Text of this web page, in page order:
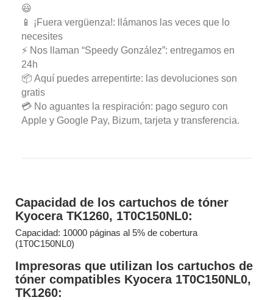
😃
📱 ¡Fuera vergüenza!: llámanos las veces que lo
necesites
⚡ Nos llaman “Speedy González”: entregamos en
24h
📦 Aquí puedes arrepentirte: las devoluciones son
gratis
💳 No aguantes la respiración: pago seguro con
Apple y Google Pay, Bizum, tarjeta y transferencia.
Capacidad de los cartuchos de tóner
Kyocera TK1260, 1T0C150NL0:
Capacidad: 10000 páginas al 5% de cobertura
(1T0C150NL0)
Impresoras que utilizan los cartuchos de
tóner compatibles Kyocera 1T0C150NL0,
TK1260: